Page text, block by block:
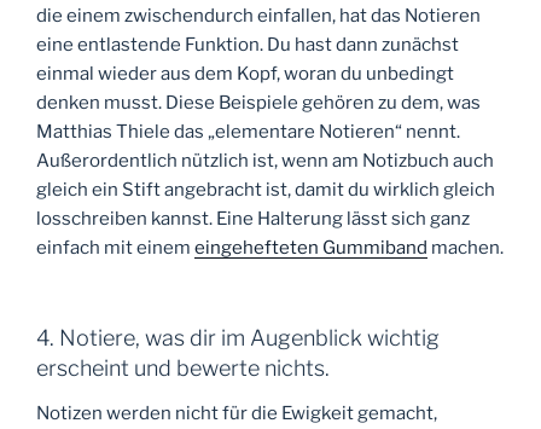
die einem zwischendurch einfallen, hat das Notieren
eine entlastende Funktion. Du hast dann zunächst
einmal wieder aus dem Kopf, woran du unbedingt
denken musst. Diese Beispiele gehören zu dem, was
Matthias Thiele das „elementare Notieren“ nennt.
Außerordentlich nützlich ist, wenn am Notizbuch auch
gleich ein Stift angebracht ist, damit du wirklich gleich
losschreiben kannst. Eine Halterung lässt sich ganz
einfach mit einem eingehefteten Gummiband machen.
4. Notiere, was dir im Augenblick wichtig
erscheint und bewerte nichts.
Notizen werden nicht für die Ewigkeit gemacht,